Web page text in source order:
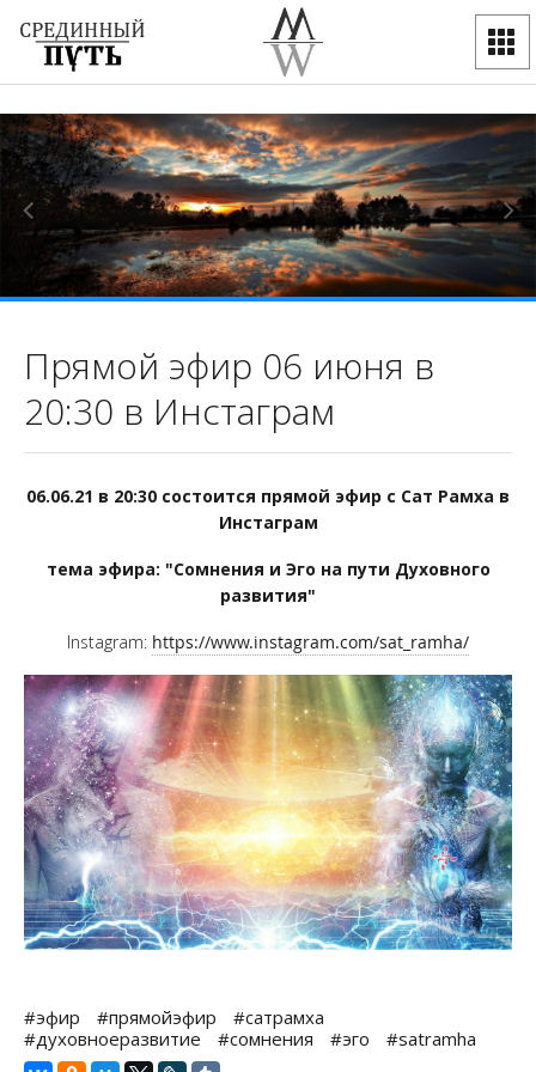
Прямой эфир 06 июня в
20:30 в Инстаграм
06.06.21 в 20:30 состоится прямой эфир с Сат Рамха в
Инстаграм
тема эфира: "Сомнения и Эго на пути Духовного
развития"
Instagram: https://www.instagram.com/sat_ramha/
#эфир #прямойэфир
#сатрамха
#духовноеразвитие
#сомнения #эго #satramha